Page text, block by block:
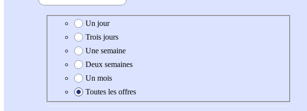
Date de création de l'offre
Un jour
Trois jours
Une semaine
Deux semaines
Un mois
Toutes les offres